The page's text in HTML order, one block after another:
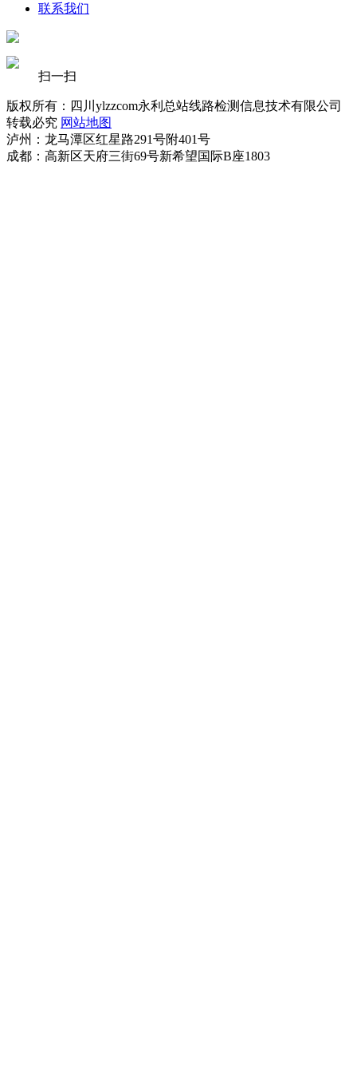
联系我们
扫一扫
版权所有：四川ylzzcom永利总站线路检测信息技术有限公司
转载必究 网站地图
泸州：龙马潭区红星路291号附401号
成都：高新区天府三街69号新希望国际B座1803